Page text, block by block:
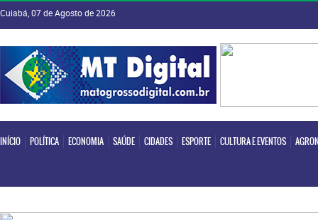
Cuiabá, 07 de Agosto de 2026
INÍCIO POLÍTICA ECONOMIA SAÚDE CIDADES ESPORTE CULTURA E EVENTOS
INÍCIO POLÍTICA ECONOMIA SAÚDE